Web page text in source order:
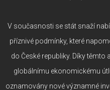
V současnosti se stát snaží
příznivé podmínky, které
do České republiky. Díky
globálnímu ekonomickému
oznamovány nové významné